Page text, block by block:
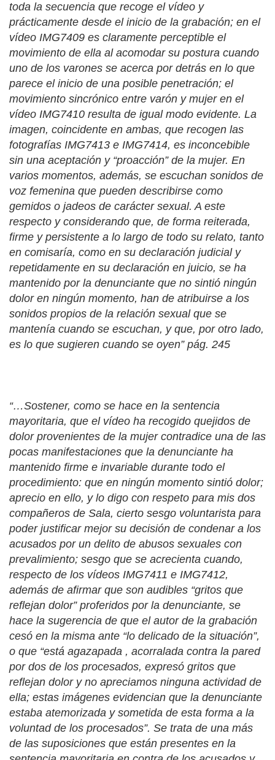
toda la secuencia que recoge el vídeo y
prácticamente desde el inicio de la grabación; en el
vídeo IMG7409 es claramente perceptible el
movimiento de ella al acomodar su postura cuando
uno de los varones se acerca por detrás en lo que
parece el inicio de una posible penetración; el
movimiento sincrónico entre varón y mujer en el
vídeo IMG7410 resulta de igual modo evidente. La
imagen, coincidente en ambas, que recogen las
fotografías IMG7413 e IMG7414, es inconcebible
sin una aceptación y “proacción” de la mujer. En
varios momentos, además, se escuchan sonidos de
voz femenina que pueden describirse como
gemidos o jadeos de carácter sexual. A este
respecto y considerando que, de forma reiterada,
firme y persistente a lo largo de todo su relato, tanto
en comisaría, como en su declaración judicial y
repetidamente en su declaración en juicio, se ha
mantenido por la denunciante que no sintió ningún
dolor en ningún momento, han de atribuirse a los
sonidos propios de la relación sexual que se
mantenía cuando se escuchan, y que, por otro lado,
es lo que sugieren cuando se oyen” pág. 245
“…Sostener, como se hace en la sentencia
mayoritaria, que el vídeo ha recogido quejidos de
dolor provenientes de la mujer contradice una de las
pocas manifestaciones que la denunciante ha
mantenido firme e invariable durante todo el
procedimiento: que en ningún momento sintió dolor;
aprecio en ello, y lo digo con respeto para mis dos
compañeros de Sala, cierto sesgo voluntarista para
poder justificar mejor su decisión de condenar a los
acusados por un delito de abusos sexuales con
prevalimiento; sesgo que se acrecienta cuando,
respecto de los vídeos IMG7411 e IMG7412,
además de afirmar que son audibles “gritos que
reflejan dolor” proferidos por la denunciante, se
hace la sugerencia de que el autor de la grabación
cesó en la misma ante “lo delicado de la situación”,
o que “está agazapada , acorralada contra la pared
por dos de los procesados, expresó gritos que
reflejan dolor y no apreciamos ninguna actividad de
ella; estas imágenes evidencian que la denunciante
estaba atemorizada y sometida de esta forma a la
voluntad de los procesados”. Se trata de una más
de las suposiciones que están presentes en la